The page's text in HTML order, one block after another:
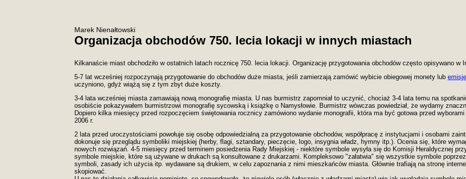
Marek Nienałtowski
Organizacja obchodów 750. lecia lokacji w innych miastach
Kilkanaście miast obchodziło w ostatnich latach rocznicę 750. lecia lokacji. Organizację przygotowania obchodów często opisywano w
5-7 lat wcześniej rozpoczynają przygotowanie do obchodów duże miasta, jeśli zamierzają zamówić wybicie obiegowej monety lub
uczyniono, gdyż wiążą się z tym zbyt duże koszty.
3-4 lata wcześniej miasta zamawiają nową monografię miasta. U nas burmistrz zapomniał to uczynić, chociaż 3-4 lata temu na
osobiście pokazywałem burmistrzowi monografię sycowską i książkę o Namysłowie. Burmistrz wówczas powiedział, że wydamy
Dopiero kilka miesięcy przed rozpoczęciem świętowania rocznicy zamówiono wydanie monografii, która ma być gotowa przed
2006 r.
2 lata przed uroczystościami powołuje się osobę odpowiedzialną za przygotowanie obchodów, współpracę z instytucjami i osobami
dokonuje się przeglądu symboliki miejskiej (herby, flagi, sztandary, pieczęcie, logo, insygnia władz, hymny itp.). Ocenia się, które
nowych rozwiązań. 4-5 miesięcy przed terminem posiedzenia Rady Miejskiej - niektóre symbole wysyła się do Komisji Heraldycznej
symbole miejskie, które są używane w drukach są konsultowane z drukarzami. Kompleksowo "załatwia" się wszystkie symbole
symboli, zasady ich użycia itp. wydawane są drukiem, w celu zapoznania z nimi mieszkańców miasta. Głównie trafiają na stronę
skopiować.